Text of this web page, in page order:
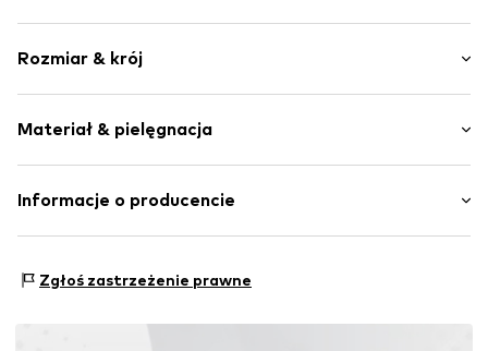
Dres
Kołnierz typu stójka
Kołnierz ze ściągaczem
Szwy w jednym odcieniu
Rozmiar & krój
Krój: Normalny krój
Materiał & pielęgnacja
Materiał: 70% Bawełna, 30% Poliester - PES
Informacje o producencie
22457 Hamburg
Zgłoś zastrzeżenie prawne